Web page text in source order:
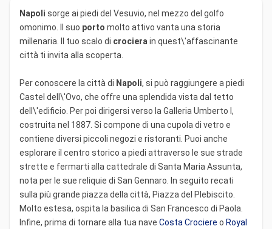
Napoli sorge ai piedi del Vesuvio, nel mezzo del golfo
omonimo. Il suo porto molto attivo vanta una storia
millenaria. Il tuo scalo di crociera in quest\'affascinante
città ti invita alla scoperta.
Per conoscere la città di Napoli, si può raggiungere a piedi
Castel dell\'Ovo, che offre una splendida vista dal tetto
dell\'edificio. Per poi dirigersi verso la Galleria Umberto I,
costruita nel 1887. Si compone di una cupola di vetro e
contiene diversi piccoli negozi e ristoranti. Puoi anche
esplorare il centro storico a piedi attraverso le sue strade
strette e fermarti alla cattedrale di Santa Maria Assunta,
nota per le sue reliquie di San Gennaro. In seguito recati
sulla più grande piazza della città, Piazza del Plebiscito.
Molto estesa, ospita la basilica di San Francesco di Paola.
Infine, prima di tornare alla tua nave Costa Crociere o Royal